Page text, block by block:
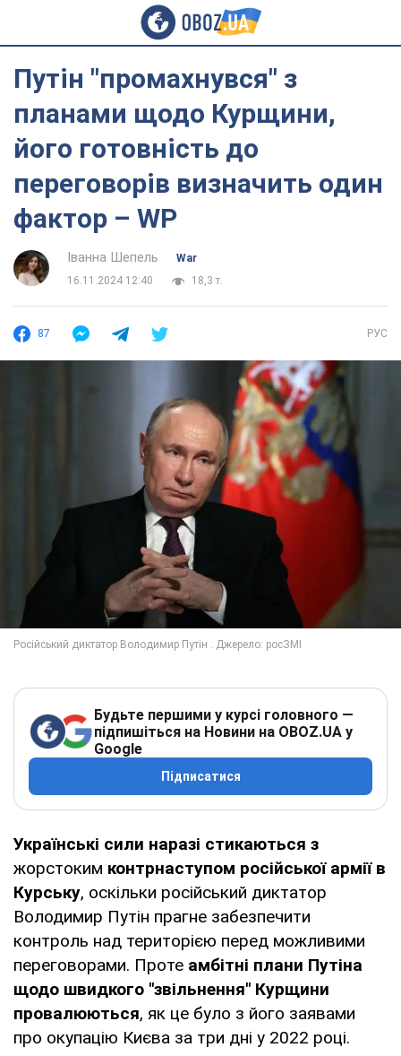
Путін "промахнувся" з
планами щодо Курщини,
його готовність до
переговорів визначить один
фактор – WP
Іванна Шепель
War
16.11.2024 12:40
18,3 т.
87 РУС
Будьте першими у курсі головного —
підпишіться на Новини на OBOZ.UA у
Google
Підписатися
Українські сили наразі стикаються з
жорстоким контрнаступом російської армії в
Курську, оскільки російський диктатор
Володимир Путін прагне забезпечити
контроль над територією перед можливими
переговорами. Проте амбітні плани Путіна
щодо швидкого "звільнення" Курщини
провалюються, як це було з його заявами
про окупацію Києва за три дні у 2022 році.